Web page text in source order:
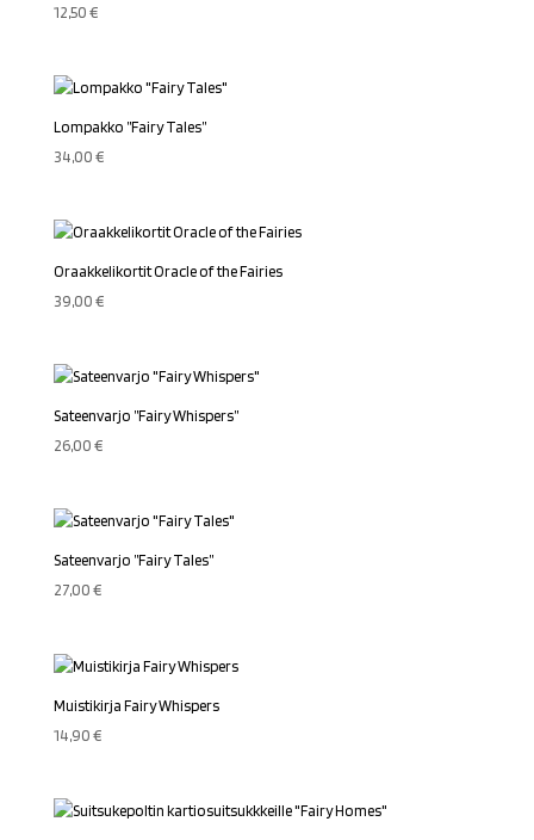
12,50€
Lompakko ”Fairy Tales”
34,00€
Oraakkelikortit Oracle of the Fairies
39,00€
Sateenvarjo ”Fairy Whispers”
26,00€
Sateenvarjo ”Fairy Tales”
27,00€
Muistikirja Fairy Whispers
14,90€